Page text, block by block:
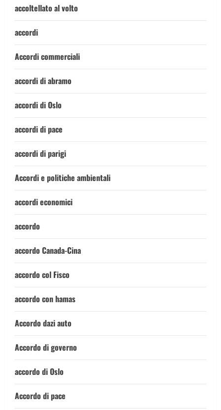
accoltellato al volto
accordi
Accordi commerciali
accordi di abramo
accordi di Oslo
accordi di pace
accordi di parigi
Accordi e politiche ambientali
accordi economici
accordo
accordo Canada-Cina
accordo col Fisco
accordo con hamas
Accordo dazi auto
Accordo di governo
accordo di Oslo
Accordo di pace